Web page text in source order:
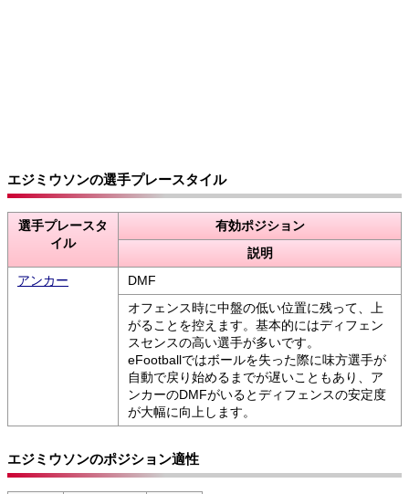
エジミウソンの選手プレースタイル
選手プレースタ
イル
有効ポジション
説明
アンカー
DMF
オフェンス時に中盤の低い位置に残って、上
がることを控えます。基本的にはディフェン
スセンスの高い選手が多いです。
eFootballではボールを失った際に味方選手が
自動で戻り始めるまでが遅いこともあり、ア
ンカーのDMFがいるとディフェンスの安定度
が大幅に向上します。
エジミウソンのポジション適性